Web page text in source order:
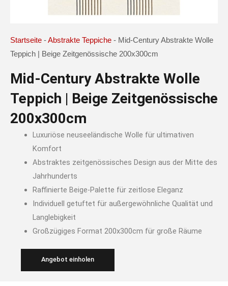
Startseite -Abstrakte Teppiche - Mid-Century Abstrakte Wolle
Teppich | Beige Zeitgenössische 200x300cm
Mid-Century Abstrakte Wolle
Teppich | Beige Zeitgenössische
200x300cm
Luxuriöse neuseeländische Wolle für ultimativen
Komfort
Abstraktes zeitgenössisches Design aus der Mitte des
Jahrhunderts
Raffinierte Beige-Palette für zeitlose Eleganz
Individuell getuftet für außergewöhnliche Qualität und
Langlebigkeit
Großzügiges Format 200x300cm für große Räume
Angebot einholen